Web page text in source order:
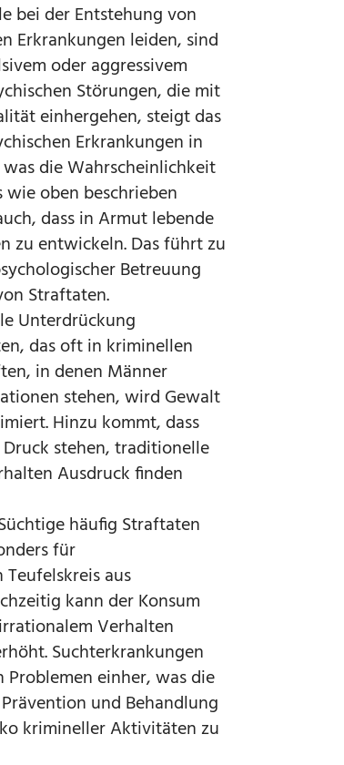
bei der Entstehung von
Erkrankungen leiden, sind
oder aggressivem
Störungen, die mit
einhergehen, steigt das
Erkrankungen in
die Wahrscheinlichkeit
oben beschrieben
dass in Armut lebende
zu entwickeln. Das führt zu
Betreuung
Straftaten.
Unterdrückung
das oft in kriminellen
in denen Männer
stehen, wird Gewalt
Hinzu kommt, dass
stehen, traditionelle
Ausdruck finden
häufig Straftaten
für
aus
kann der Konsum
Verhalten
Suchterkrankungen
einher, was die
und Behandlung
krimineller Aktivitäten zu